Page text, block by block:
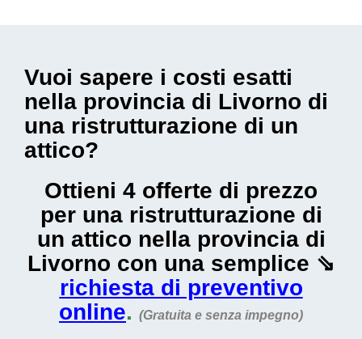
Vuoi sapere i costi esatti
nella provincia di Livorno di
una ristrutturazione di un
attico?
Ottieni 4 offerte di prezzo
per una ristrutturazione di
un attico nella provincia di
Livorno con una semplice ⇘
richiesta di preventivo
online. (Gratuita e senza impegno)